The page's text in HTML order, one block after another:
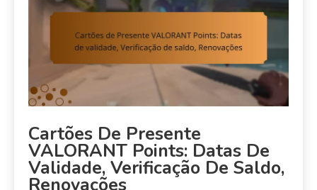
Cartões De Presente
VALORANT Points: Datas De
Validade, Verificação De Saldo,
Renovações